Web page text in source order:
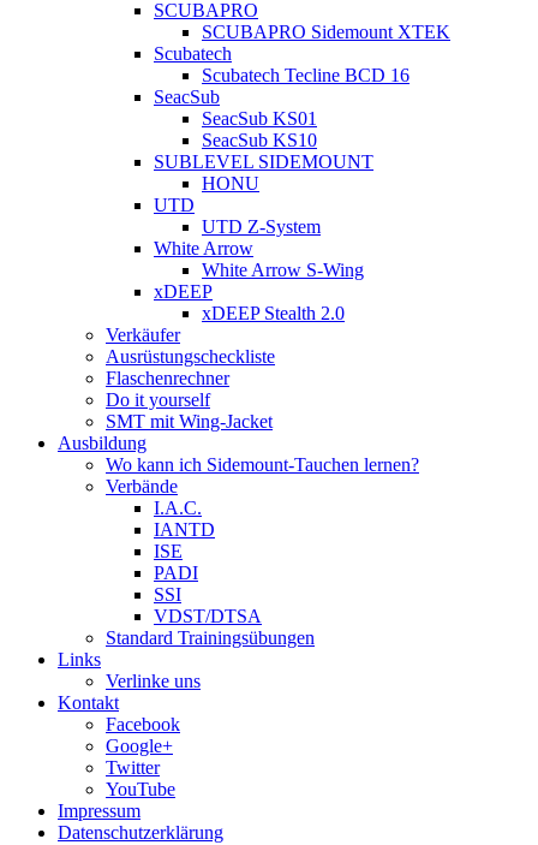
SCUBAPRO
SCUBAPRO Sidemount XTEK
Scubatech
Scubatech Tecline BCD 16
SeacSub
SeacSub KS01
SeacSub KS10
SUBLEVEL SIDEMOUNT
HONU
UTD
UTD Z-System
White Arrow
White Arrow S-Wing
xDEEP
xDEEP Stealth 2.0
Verkäufer
Ausrüstungscheckliste
Flaschenrechner
Do it yourself
SMT mit Wing-Jacket
Ausbildung
Wo kann ich Sidemount-Tauchen lernen?
Verbände
I.A.C.
IANTD
ISE
PADI
SSI
VDST/DTSA
Standard Trainingsübungen
Links
Verlinke uns
Kontakt
Facebook
Google+
Twitter
YouTube
Impressum
Datenschutzerklärung